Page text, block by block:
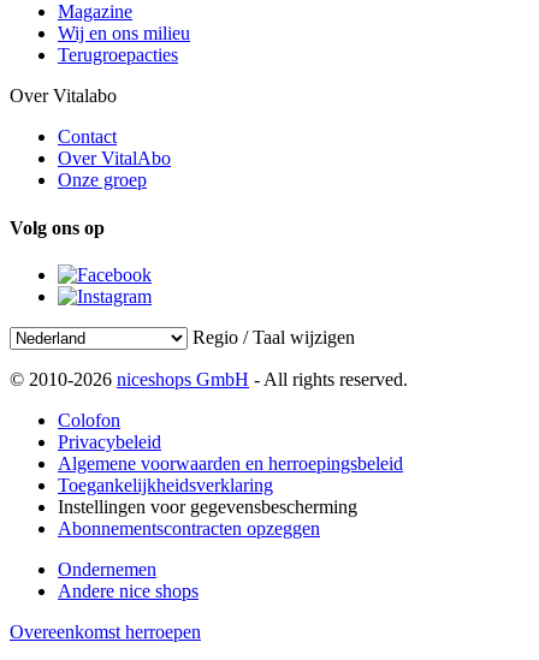
Magazine
Wij en ons milieu
Terugroepacties
Over Vitalabo
Contact
Over VitalAbo
Onze groep
Volg ons op
Regio / Taal wijzigen
© 2010-2026 niceshops GmbH - All rights reserved.
Colofon
Privacybeleid
Algemene voorwaarden en herroepingsbeleid
Toegankelijkheidsverklaring
Instellingen voor gegevensbescherming
Abonnementscontracten opzeggen
Ondernemen
Andere nice shops
Overeenkomst herroepen